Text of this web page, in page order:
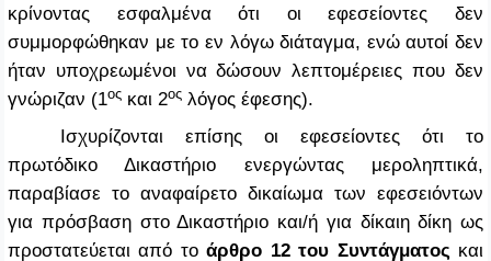
κρίνοντας εσφαλμένα ότι οι εφεσείοντες δεν
συμμορφώθηκαν με το εν λόγω διάταγμα, ενώ αυτοί δεν
ήταν υποχρεωμένοι να δώσουν λεπτομέρειες που δεν
γνώριζαν (1ος και 2ος λόγος έφεσης).
Ισχυρίζονται επίσης οι εφεσείοντες ότι το
πρωτόδικο Δικαστήριο ενεργώντας μεροληπτικά,
παραβίασε το αναφαίρετο δικαίωμα των εφεσειόντων
για πρόσβαση στο Δικαστήριο και/ή για δίκαιη δίκη ως
προστατεύεται από τοάρθρο 12 του Συντάγματος και